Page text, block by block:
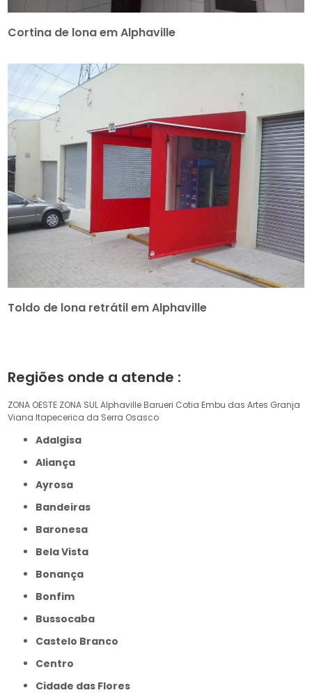
Cortina de lona em Alphaville
Toldo de lona retrátil em Alphaville
Regiões onde a atende :
ZONA OESTE ZONA SULAlphaville Barueri Cotia Embu das Artes Granja
Viana Itapecerica da Serra Osasco
Adalgisa
Aliança
Ayrosa
Bandeiras
Baronesa
Bela Vista
Bonança
Bonfim
Bussocaba
Castelo Branco
Centro
Cidade das Flores